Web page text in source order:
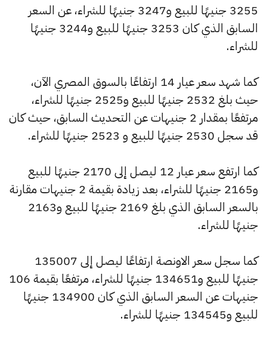
3255 جنيهًا للبيع و3247 جنيهًا للشراء، عن السعر
السابق الذي كان 3253 جنيهًا للبيع و3244 جنيهًا
للشراء.
كما شهد سعر عيار 14 ارتفاعًا بالسوق المصري الآن،
حيث بلغ 2532 جنيهًا للبيع و2525 جنيهًا للشراء،
مرتفعًا بمقدار 2 جنيهات عن التحديث السابق، حيث كان
قد سجل 2530 جنيهًا للبيع و 2523 جنيهًا للشراء.
كما ارتفع سعر عيار 12 ليصل إلى 2170 جنيهًا للبيع
و2165 جنيهًا للشراء، بعد زيادة بقيمة 2 جنيهات مقارنة
بالسعر السابق الذي بلغ 2169 جنيهًا للبيع و2163
جنيهًا للشراء.
كما سجل سعر الاونصة ارتفاعًا ليصل إلى 135007
جنيهًا للبيع و134651 جنيهًا للشراء، مرتفعًا بقيمة 106
جنيهات عن السعر السابق الذي كان 134900 جنيهًا
للبيع و134545 جنيهًا للشراء.